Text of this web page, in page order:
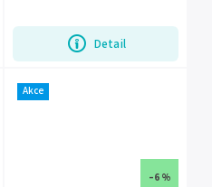
Detail
Akce
–6 %